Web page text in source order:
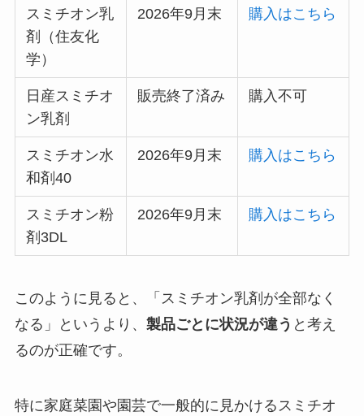
スミチオン乳
剤（住友化
学）
2026年9月末 購入はこちら
日産スミチオ
ン乳剤
販売終了済み 購入不可
スミチオン水
和剤40
2026年9月末 購入はこちら
スミチオン粉
剤3DL
2026年9月末 購入はこちら
このように見ると、「スミチオン乳剤が全部なく
なる」というより、 製品ごとに状況が違う と考え
るのが正確です。
特に家庭菜園や園芸で一般的に見かけるスミチオ